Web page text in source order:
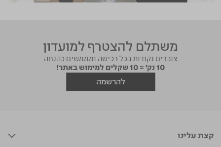
משתלם להצטרף למועדון
צוברים נקודות בכל רכישה ומממשים כהנחה
10 נק' = 10 שקלים למימוש באתר!
להרשמה
קצת עלינו